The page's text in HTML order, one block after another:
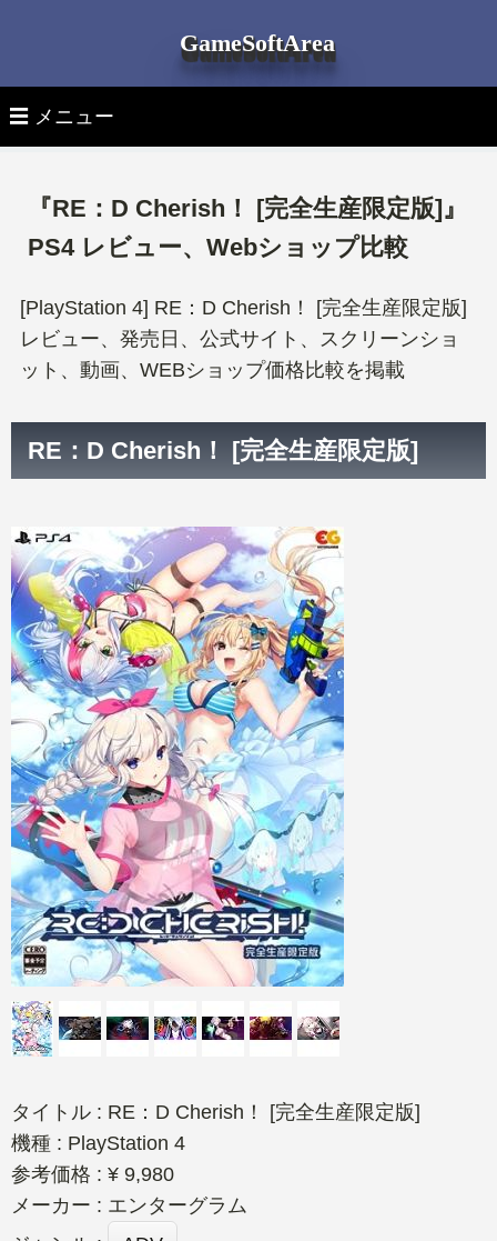
GameSoftArea
☰ メニュー
全ゲームソフト発売日一覧
PS5ゲームソフト
PS4ゲームソフト
Switchゲームソフト
Xbox Seriesゲームソフト
PCゲームソフト
▽ 機種別ゲームソフト発売日
全機種 新作ゲーム
PlayStation 5 新作ゲーム
PlayStation 4 新作ゲーム
Nintendo Switch 新作ゲーム
Xbox Series X|S 新作ゲーム
PC 新作ゲーム
▽ ゲーム機 本体
最新ゲーム機 本体
PlayStation 5本体
PlayStation 4本体
Nintendo Switch本体
Xbox Series X|S本体
▽ ゲームソフトを探す
タイトル検索
ジャンルタグより探す
『RE：D Cherish！ [完全生産限定版]』
PS4 レビュー、Webショップ比較
[PlayStation 4] RE：D Cherish！ [完全生産限定版]
レビュー、発売日、公式サイト、スクリーンショ
ット、動画、WEBショップ価格比較を掲載
RE：D Cherish！ [完全生産限定版]
タイトル : RE：D Cherish！ [完全生産限定版]
機種 : PlayStation 4
参考価格 : ¥ 9,980
メーカー : エンターグラム